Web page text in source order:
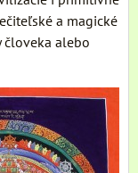
a magické
človeka alebo